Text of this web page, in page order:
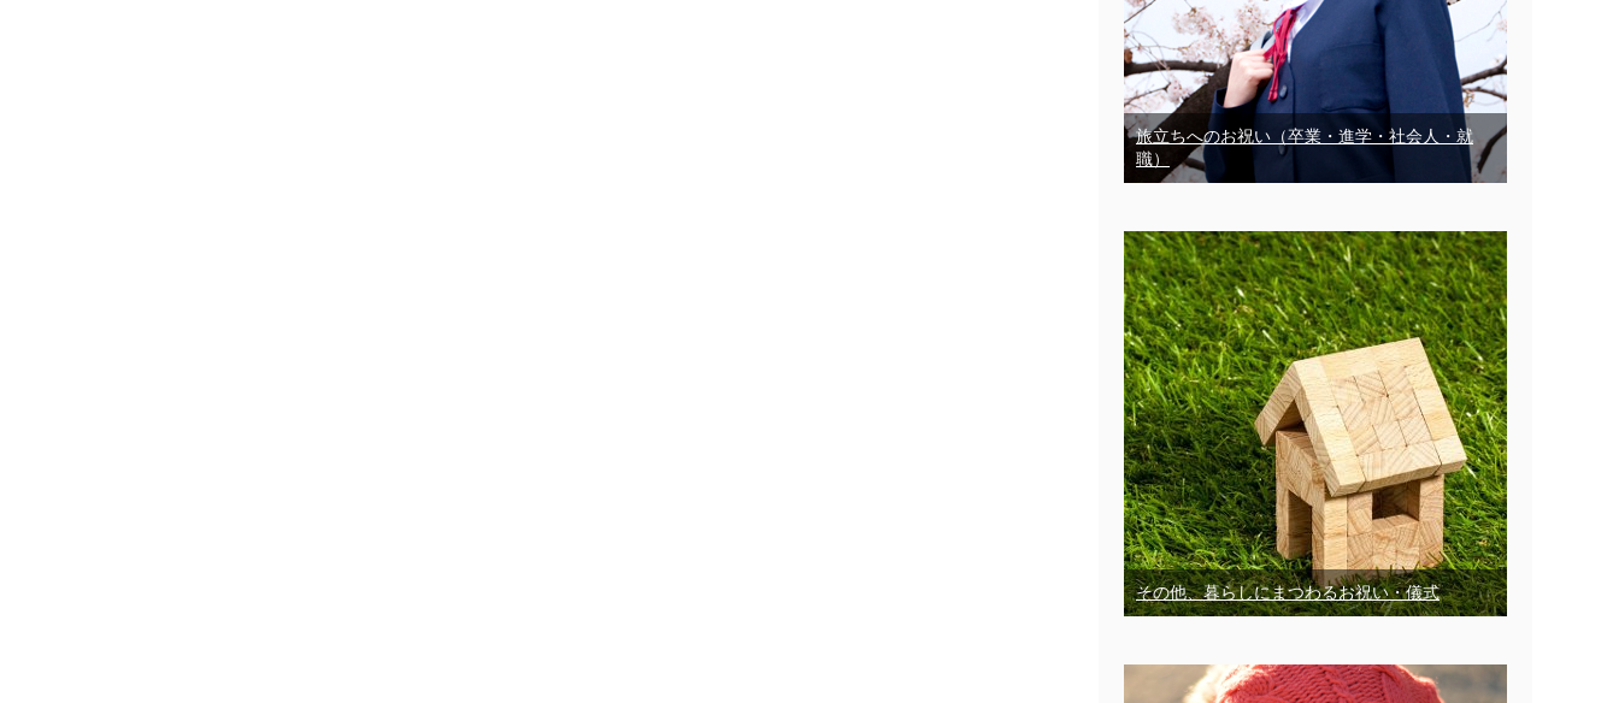
旅立ちへのお祝い（卒業・進学・社会人・就
職）
その他、暮らしにまつわるお祝い・儀式